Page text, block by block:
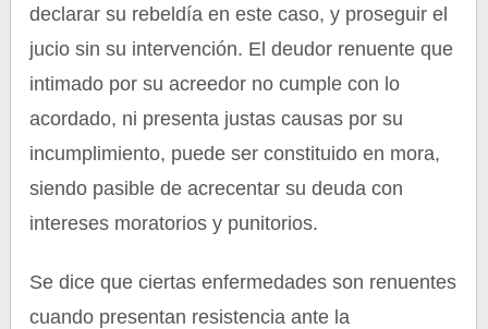
declarar su rebeldía en este caso, y proseguir el
jucio sin su intervención. El deudor renuente que
intimado por su acreedor no cumple con lo
acordado, ni presenta justas causas por su
incumplimiento, puede ser constituido en mora,
siendo pasible de acrecentar su deuda con
intereses moratorios y punitorios.
Se dice que ciertas enfermedades son renuentes
cuando presentan resistencia ante la